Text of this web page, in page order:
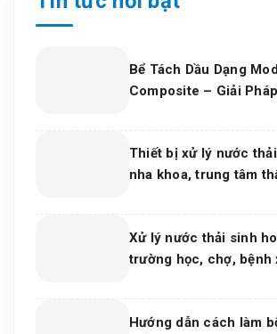
Bể Tách Dầu Dạng
Composite – Giải
Thiết bị xử lý nước
nha khoa, trung tâm
Xử lý nước thải sinh
trường học, chợ, bệnh
Hướng dẫn cách làm